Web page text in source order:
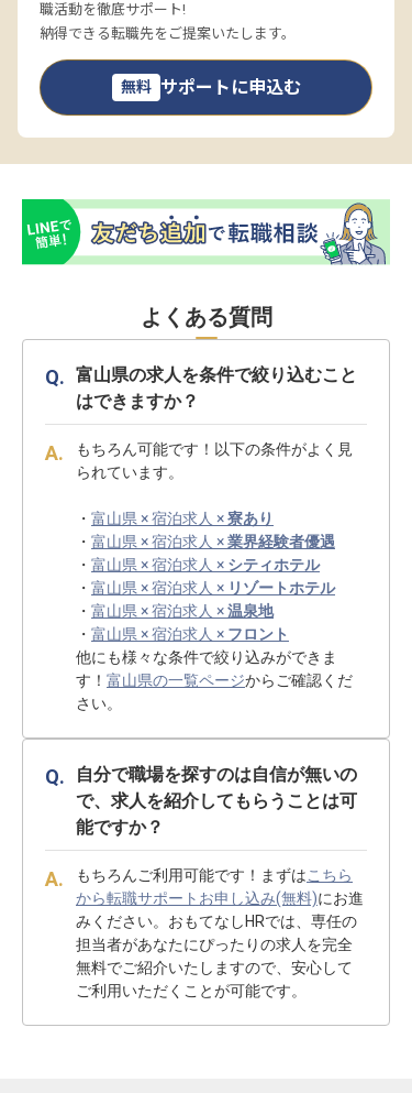
職活動を徹底サポート!
納得できる転職先をご提案いたします。
無料 サポートに申込む
よくある質問
富山県の求人を条件で絞り込むこと
はできますか？
もちろん可能です！以下の条件がよく見
られています。
・ 富山県 × 宿泊求人 ×寮あり
・ 富山県 × 宿泊求人 ×業界経験者優遇
・ 富山県 × 宿泊求人 × シティホテル
・ 富山県 × 宿泊求人 × リゾートホテル
・ 富山県 × 宿泊求人 ×温泉地
・ 富山県 × 宿泊求人 × フロント
他にも様々な条件で絞り込みができま
す！ 富山県の一覧ページからご確認くだ
さい。
自分で職場を探すのは自信が無いの
で、求人を紹介してもらうことは可
能ですか？
もちろんご利用可能です！まずはこちら
から転職サポートお申し込み(無料)にお進
みください。おもてなしHRでは、専任の
担当者があなたにぴったりの求人を完全
無料でご紹介いたしますので、安心して
ご利用いただくことが可能です。